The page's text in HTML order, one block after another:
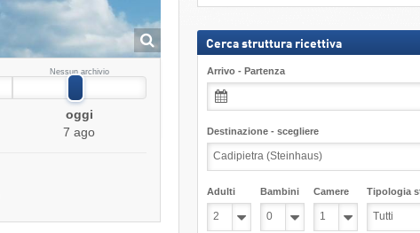
Nessun archivio
oggi
7 ago
Cerca struttura ricettiva
Arrivo - Partenza
Destinazione - scegliere
Adulti Bambini Camere Tipologia